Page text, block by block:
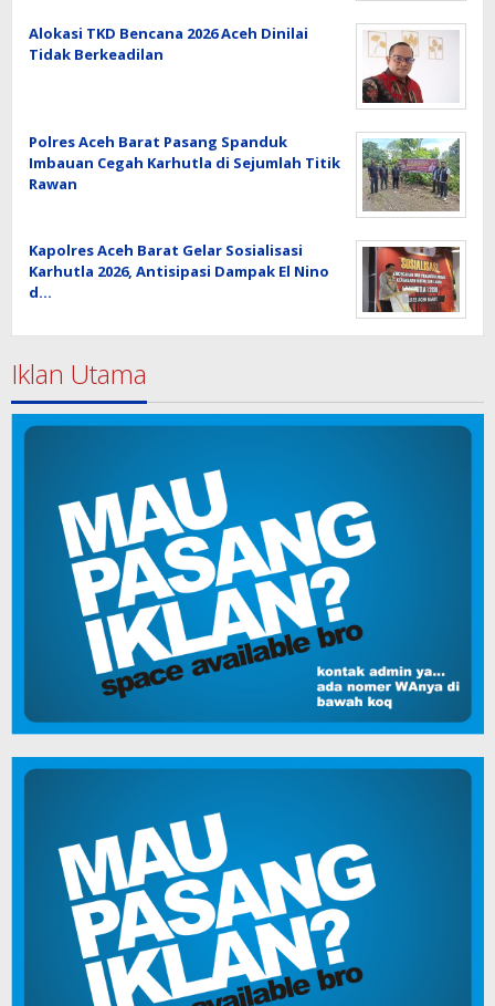
Alokasi TKD Bencana 2026 Aceh Dinilai
Tidak Berkeadilan
Polres Aceh Barat Pasang Spanduk
Imbauan Cegah Karhutla di Sejumlah Titik
Rawan
Kapolres Aceh Barat Gelar Sosialisasi
Karhutla 2026, Antisipasi Dampak El Nino
d…
Iklan Utama